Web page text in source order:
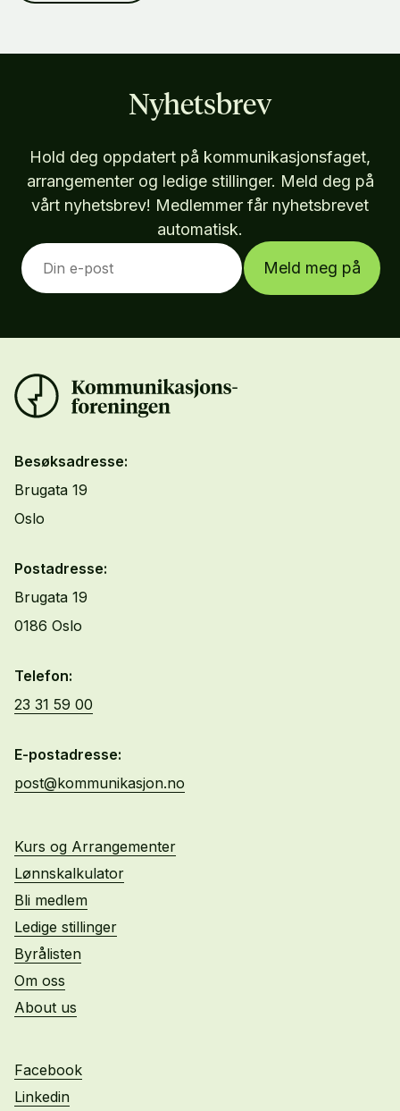
Nyhetsbrev
Hold deg oppdatert på kommunikasjonsfaget,
arrangementer og ledige stillinger. Meld deg på
vårt nyhetsbrev! Medlemmer får nyhetsbrevet
automatisk.
Meld meg på
Besøksadresse:
Brugata 19
Oslo
Postadresse:
Brugata 19
0186 Oslo
Telefon:
23 31 59 00
E-postadresse:
post@kommunikasjon.no
Kurs og Arrangementer
Lønnskalkulator
Bli medlem
Ledige stillinger
Byrålisten
Om oss
About us
Facebook
Linkedin